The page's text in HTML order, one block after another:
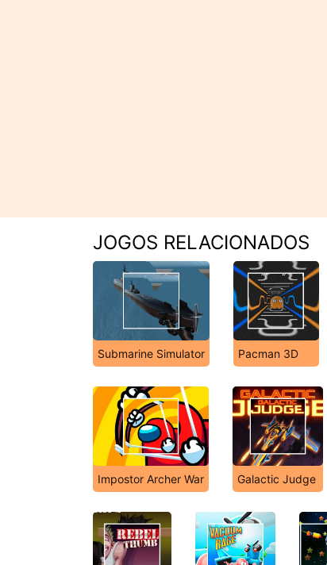
JOGOS RELACIONADOS
Submarine Simulator Pacman 3D
Impostor Archer War Galactic Judge